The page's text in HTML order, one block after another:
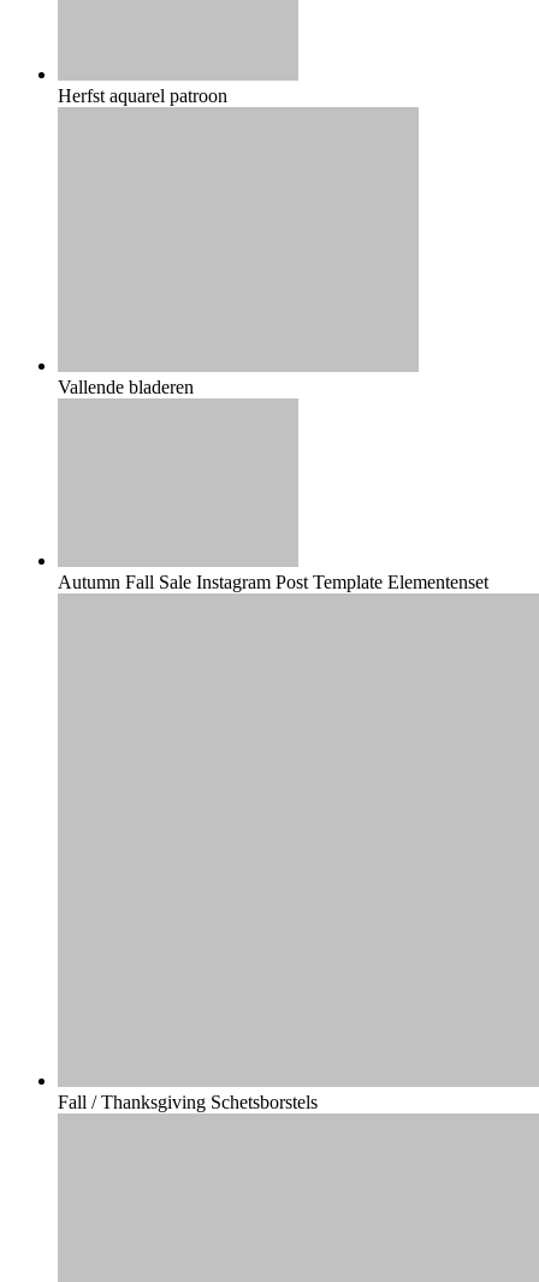
Herfst aquarel patroon
Vallende bladeren
Autumn Fall Sale Instagram Post Template Elementenset
Fall / Thanksgiving Schetsborstels